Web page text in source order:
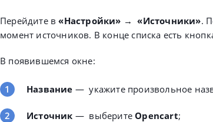
Перейдите в «Настройки» → «Источники».
момент источников. В конце списка есть
В появившемся окне:
Название — укажите произвольное
Источник — выберите Opencart;